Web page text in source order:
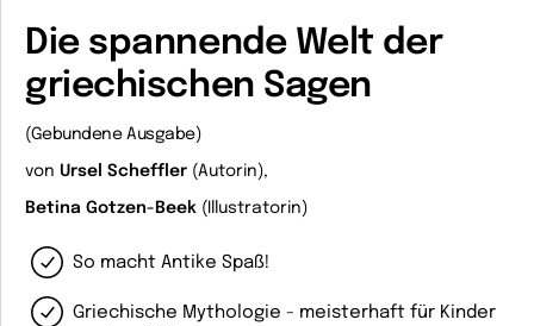
Die spannende Welt der
griechischen Sagen
(Gebundene Ausgabe)
von Ursel Scheffler (Autorin),
Betina Gotzen-Beek (Illustratorin)
So macht Antike Spaß!
Griechische Mythologie - meisterhaft für Kinder